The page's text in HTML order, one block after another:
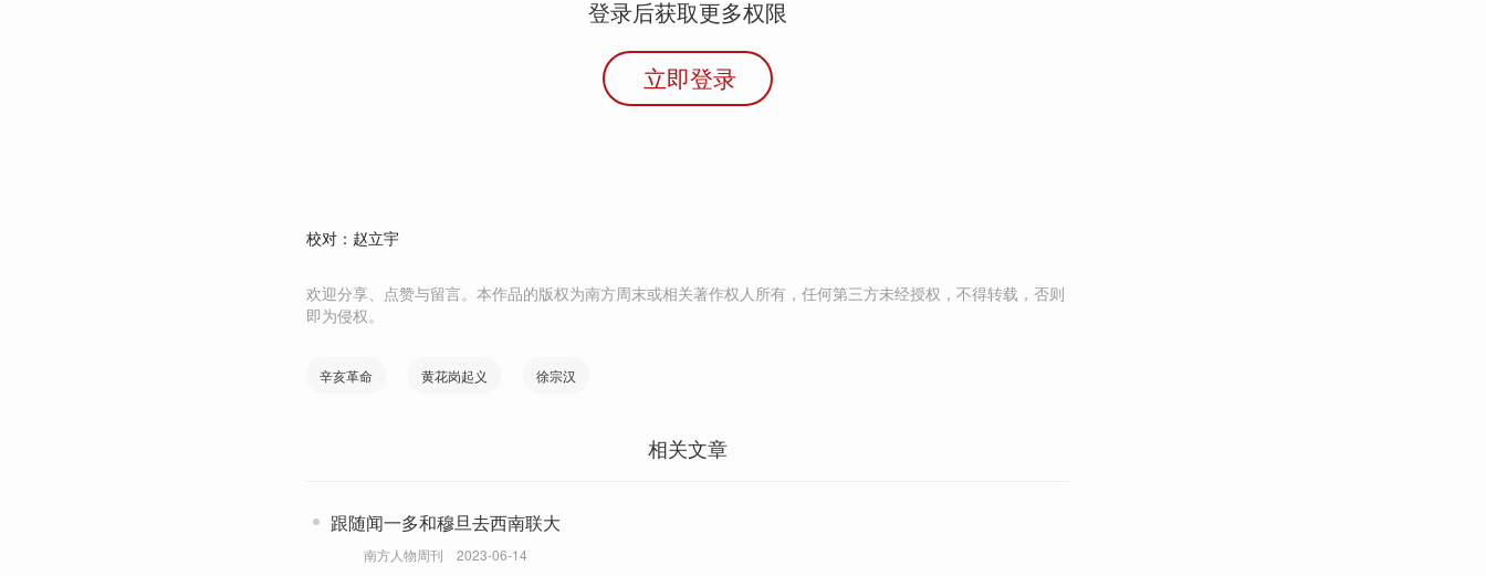
登录后获取更多权限
立即登录
校对：赵立宇
欢迎分享、点赞与留言。本作品的版权为南方周末或相关著作权人所有，任何第三方未经授权，不得转载，否则
即为侵权。
辛亥革命 黄花岗起义 徐宗汉
相关文章
跟随闻一多和穆旦去西南联大
南方人物周刊 2023-06-14